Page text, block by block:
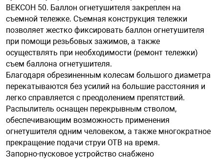
безопасность
оборудование
ВЕКСОН 50. Баллон огнетушителя закреплен на
съемной тележке. Съемная конструкция тележки
позволяет жестко фиксировать баллон огнетушителя
при помощи резьбовых зажимов, а также
осуществлять при необходимости (ремонт тележки)
съем баллона огнетушителя.
Благодаря обрезиненным колесам большого диаметра
перекатываются без усилий на большие расстояния и
легко справляется с преодолением препятствий.
Распылитель оснащен перекрывным стволом,
обеспечивающим возможность применения
огнетушителя одним человеком, а также многократное
прекращение подачи струи ОТВ на время.
Запорно-пусковое устройство снабжено